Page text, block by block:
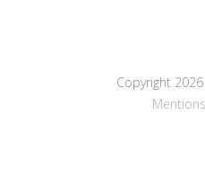
Copyright